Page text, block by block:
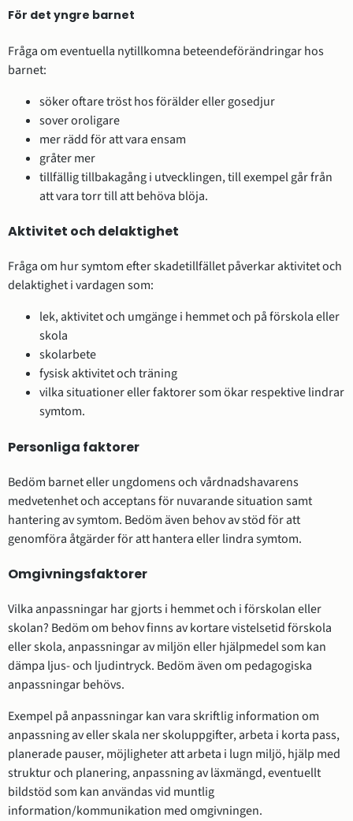
För det yngre barnet
Fråga om eventuella nytillkomna beteendeförändringar hos
barnet:
söker oftare tröst hos förälder eller gosedjur
sover oroligare
mer rädd för att vara ensam
gråter mer
tillfällig tillbakagång i utvecklingen, till exempel går från
att vara torr till att behöva blöja.
Aktivitet och delaktighet
Fråga om hur symtom efter skadetillfället påverkar aktivitet och
delaktighet i vardagen som:
lek, aktivitet och umgänge i hemmet och på förskola eller
skola
skolarbete
fysisk aktivitet och träning
vilka situationer eller faktorer som ökar respektive lindrar
symtom.
Personliga faktorer
Bedöm barnet eller ungdomens och vårdnadshavarens
medvetenhet och acceptans för nuvarande situation samt
hantering av symtom. Bedöm även behov av stöd för att
genomföra åtgärder för att hantera eller lindra symtom.
Omgivningsfaktorer
Vilka anpassningar har gjorts i hemmet och i förskolan eller
skolan? Bedöm om behov finns av kortare vistelsetid förskola
eller skola, anpassningar av miljön eller hjälpmedel som kan
dämpa ljus- och ljudintryck. Bedöm även om pedagogiska
anpassningar behövs.
Exempel på anpassningar kan vara skriftlig information om
anpassning av eller skala ner skoluppgifter, arbeta i korta pass,
planerade pauser, möjligheter att arbeta i lugn miljö, hjälp med
struktur och planering, anpassning av läxmängd, eventuellt
bildstöd som kan användas vid muntlig
information/kommunikation med omgivningen.